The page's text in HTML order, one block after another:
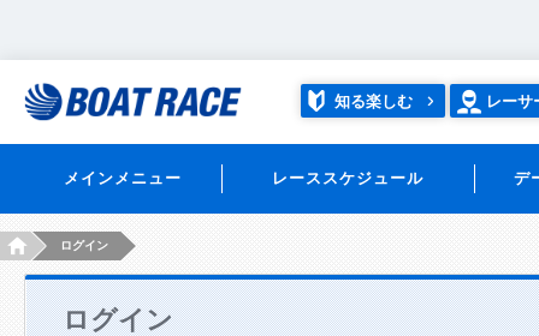
知る楽しむ レーサ
メインメニュー レーススケジュール デ
HOMEログイン
ログイン